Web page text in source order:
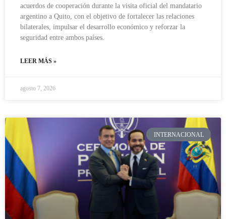
acuerdos de cooperación durante la visita oficial del mandatario
argentino a Quito, con el objetivo de fortalecer las relaciones
bilaterales, impulsar el desarrollo económico y reforzar la
seguridad entre ambos países.
LEER MÁS »
agosto 7, 2026
INTERNACIONAL